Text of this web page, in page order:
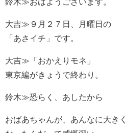
鈴木≫おはようございます。
大吉≫９月２７日、月曜日の
「あさイチ」です。
大吉≫「おかえりモネ」
東京編がきょうで終わり。
鈴木≫恐らく、あしたから
おばあちゃんが、あんなに大きく